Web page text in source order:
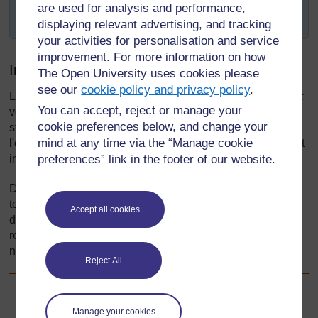
are used for analysis and performance,
displaying relevant advertising, and tracking
your activities for personalisation and service
improvement. For more information on how
The Open University uses cookies please
see ourcookie policy and privacy policy.
You can accept, reject or manage your
cookie preferences below, and change your
mind at any time via the “Manage cookie
preferences” link in the footer of our website.
Accept all cookies
Reject All
Manage your cookies
descriptions mathématiques de formes
géométriques de base.
Introduction
L'analyse des formes ou l’exploration de la géométrie avec
vos élèves peut être très enrichissante. L’adoption d’une
stratégie pratique et l’utilisation d’objets se trouvant dans
l'environnement des élèves peuvent contribuer à motiver et
intéresser les élèves.
Dans cette section, vous utiliserez des objets de la vie de
tous les jours pour aider les élèves à développer
d’importantes aptitudes de géométrie, comme la
reconnaissance, la visualisation, la description, le tri, la
nomination, la classification et la comparaison.